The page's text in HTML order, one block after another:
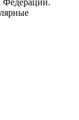
Федерации.